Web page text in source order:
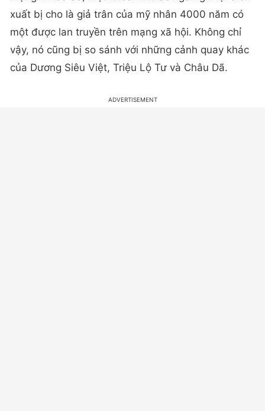
xuất bị cho là giả trân của mỹ nhân 4000 năm có
một được lan truyền trên mạng xã hội. Không chỉ
vậy, nó cũng bị so sánh với những cảnh quay khác
của Dương Siêu Việt, Triệu Lộ Tư và Châu Dã.